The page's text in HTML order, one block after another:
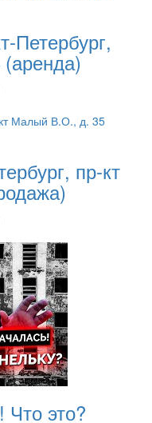
Петербург,
пр-кт
Что это?